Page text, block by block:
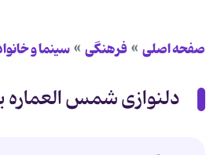
صفحه اصلی فرهنگی سینما و
دلنوازی شمس العماره